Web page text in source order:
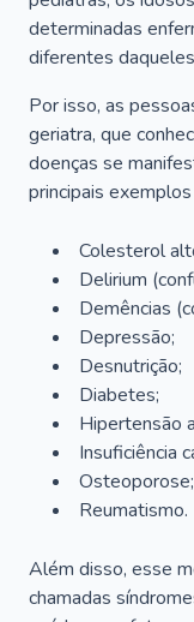
determinadas
diferentes
Por isso, as
geriatra, que
doenças se
principais
Colesterol
Delirium
Demências
Depressão;
Desnutrição;
Diabetes;
Hipertensão
Insuficiência
Osteoporose;
Reumatismo.
Além disso, esse
chamadas